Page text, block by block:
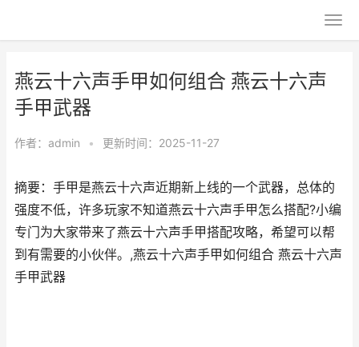
燕云十六声手甲如何组合 燕云十六声
手甲武器
作者： admin • 更新时间：2025-11-27
摘要：手甲是燕云十六声近期新上线的一个武器，总体的
强度不低，许多玩家不知道燕云十六声手甲怎么搭配?小编
专门为大家带来了燕云十六声手甲搭配攻略，希望可以帮
到有需要的小伙伴。,燕云十六声手甲如何组合 燕云十六声
手甲武器